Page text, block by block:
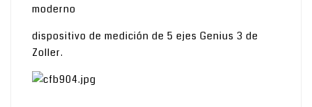
moderno
dispositivo de medición de 5 ejes Genius 3 de
Zoller.